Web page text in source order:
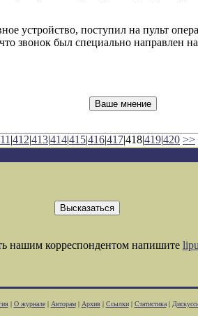
устройство, поступил на пульт
звонок был специально направлен
|412|413|414|415|416|417|418|419|420 >>
нашим корреспондентом напишите
| О журнале| Авторам| Архив| Ссылки| Статистика|